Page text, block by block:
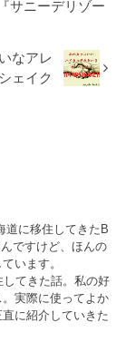
サニーデリゾー
なアレ
ェイク
道に移住してきたB
ですけど、ほんの
います。
してきた話。私の好
実際に使ってよか
に紹介していきた